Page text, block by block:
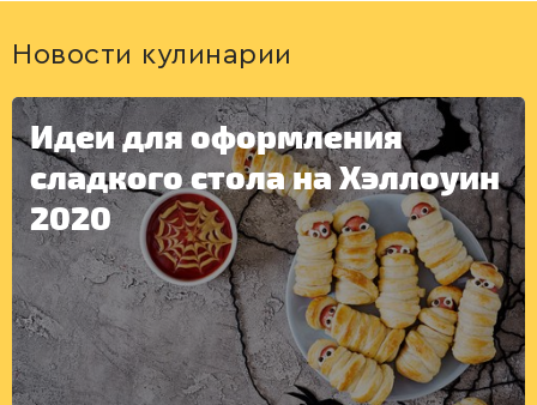
Новости кулинарии
Идеи для оформления
сладкого стола на Хэллоуин
2020